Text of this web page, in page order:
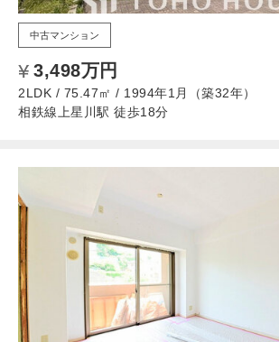
中古マンション
3,498万円
2LDK / 75.47㎡ / 1994年1月（築32年）
相鉄線上星川駅 徒歩18分